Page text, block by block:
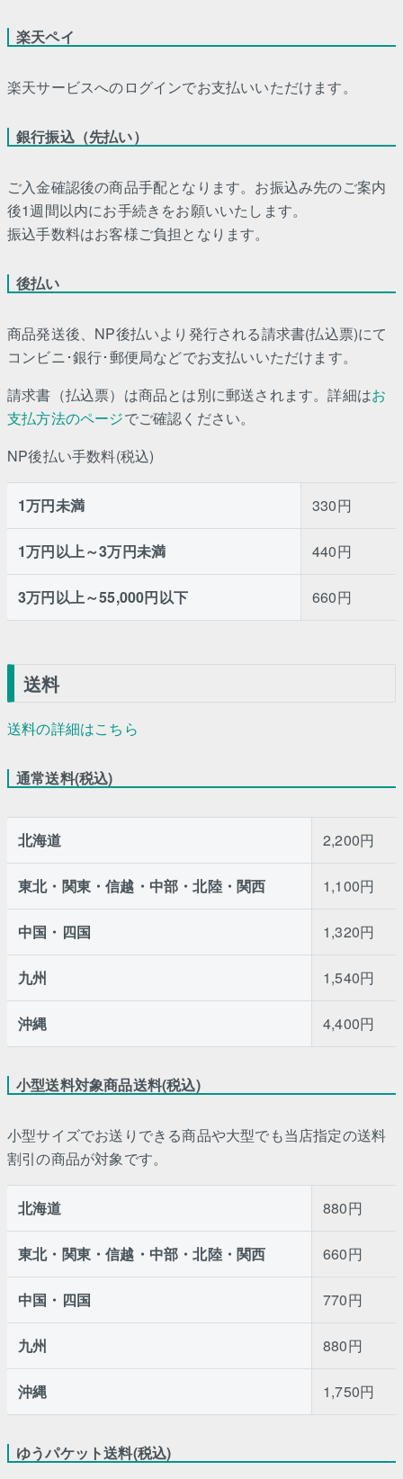
楽天ペイ
楽天サービスへのログインでお支払いいただけます。
銀行振込（先払い）
ご入金確認後の商品手配となります。お振込み先のご案内
後1週間以内にお手続きをお願いいたします。
振込手数料はお客様ご負担となります。
後払い
商品発送後、NP後払いより発行される請求書(払込票)にて
コンビニ･銀行･郵便局などでお支払いいただけます。
請求書（払込票）は商品とは別に郵送されます。詳細はお
支払方法のページでご確認ください。
NP後払い手数料(税込)
1万円未満 330円
1万円以上～3万円未満 440円
3万円以上～55,000円以下 660円
送料
送料の詳細はこちら
通常送料(税込)
北海道 2,200円
東北・関東・信越・中部・北陸・関西 1,100円
中国・四国 1,320円
九州 1,540円
沖縄 4,400円
小型送料対象商品送料(税込)
小型サイズでお送りできる商品や大型でも当店指定の送料
割引の商品が対象です。
北海道 880円
東北・関東・信越・中部・北陸・関西 660円
中国・四国 770円
九州 880円
沖縄 1,750円
ゆうパケット送料(税込)